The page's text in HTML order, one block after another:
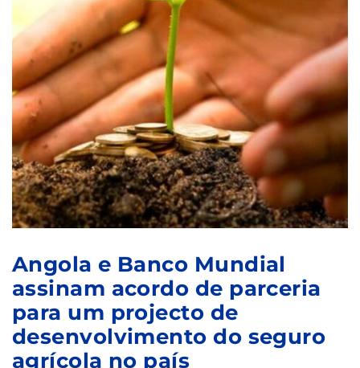
Angola e Banco Mundial
assinam acordo de parceria
para um projecto de
desenvolvimento do seguro
agrícola no país